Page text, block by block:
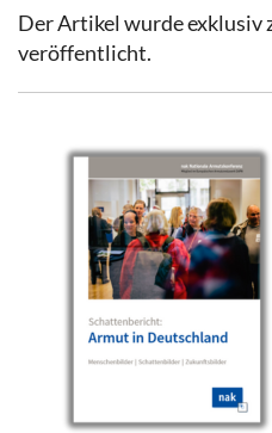
Der Artikel wurde exklusiv
veröffentlicht.